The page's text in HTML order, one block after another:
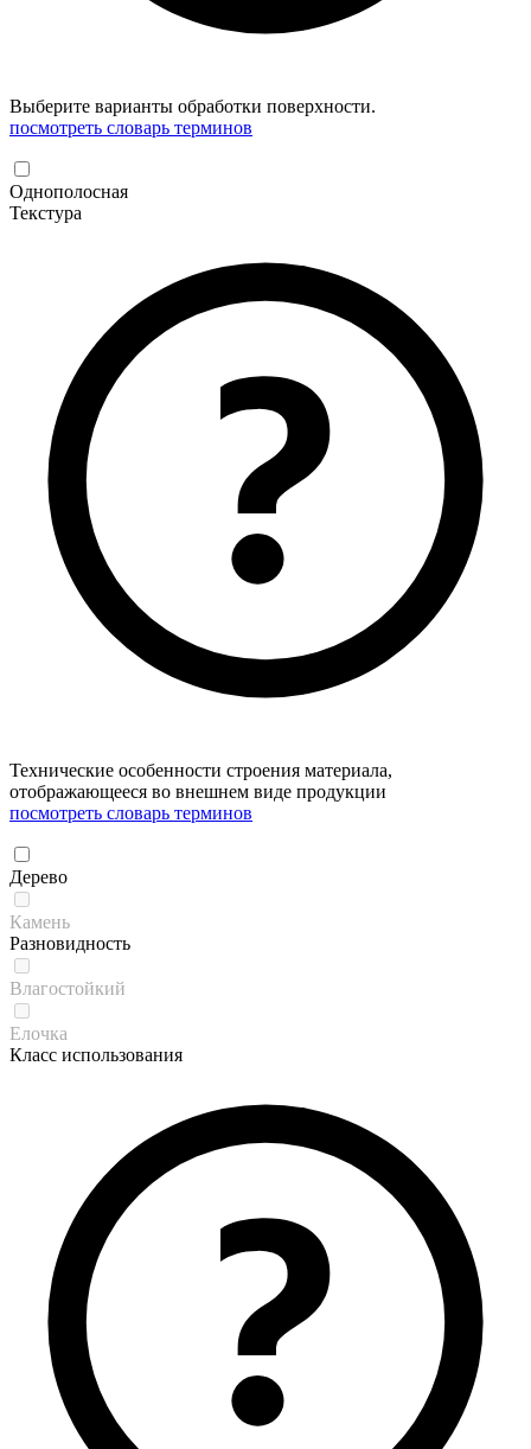
Выберите варианты обработки поверхности.
посмотреть словарь терминов
Однополосная
Текстура
Технические особенности строения материала,
отображающееся во внешнем виде продукции
посмотреть словарь терминов
Дерево
Камень
Разновидность
Влагостойкий
Елочка
Класс использования